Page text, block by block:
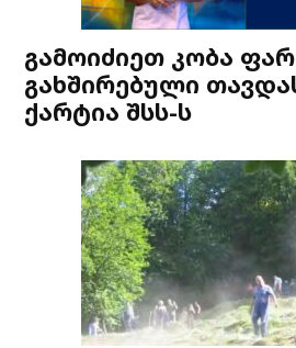
გამოიძიეთ კობა
გახშირებული
ქარტია შსს-ს